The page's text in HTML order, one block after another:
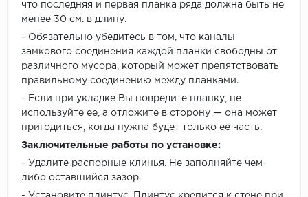
что последняя и первая планка ряда должна быть не
менее 30 см. в длину.
- Обязательно убедитесь в том, что каналы
замкового соединения каждой планки свободны от
различного мусора, который может препятствовать
правильному соединению между планками.
- Если при укладке Вы повредите планку, не
используйте ее, а отложите в сторону — она может
пригодиться, когда нужна будет только ее часть.
Заключительные работы по установке:
- Удалите распорные клинья. Не заполняйте чем-
либо оставшийся зазор.